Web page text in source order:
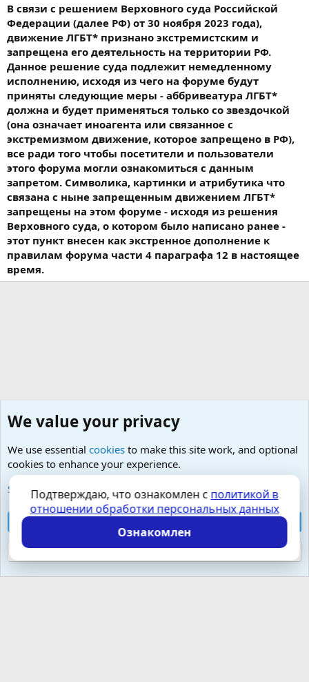
В связи с решением Верховного суда Российской
Федерации (далее РФ) от 30 ноября 2023 года),
движение ЛГБТ* признано экстремистским и
запрещена его деятельность на территории РФ.
Данное решение суда подлежит немедленному
исполнению, исходя из чего на форуме будут
приняты следующие меры - аббривеатура ЛГБТ*
должна и будет применяться только со звездочкой
(она означает иноагента или связанное с
экстремизмом движение, которое запрещено в РФ),
все ради того чтобы посетители и пользователи
этого форума могли ознакомиться с данным
запретом. Символика, картинки и атрибутика что
связана с ныне запрещенным движением ЛГБТ*
запрещены на этом форуме - исходя из решения
Верховного суда, о котором было написано ранее -
этот пункт внесен как экстренное дополнение к
правилам форума части 4 параграфа 12 в настоящее
время.
Добро пожаловать на чашечку чего-сами-знаете :)
Cookies
Russian (RU)
Условия и правила
Политика конфиденциальности
Помощь
S
S
Локализация отXenForo.Info
We value your privacy
We use essential cookies to make this site work, and optional
cookies to enhance your experience.
See further information and configure your preferences
Reject optional cookies
Подтверждаю, что ознакомлен с политикой в
отношении обработки персональных данных
Ознакомлен